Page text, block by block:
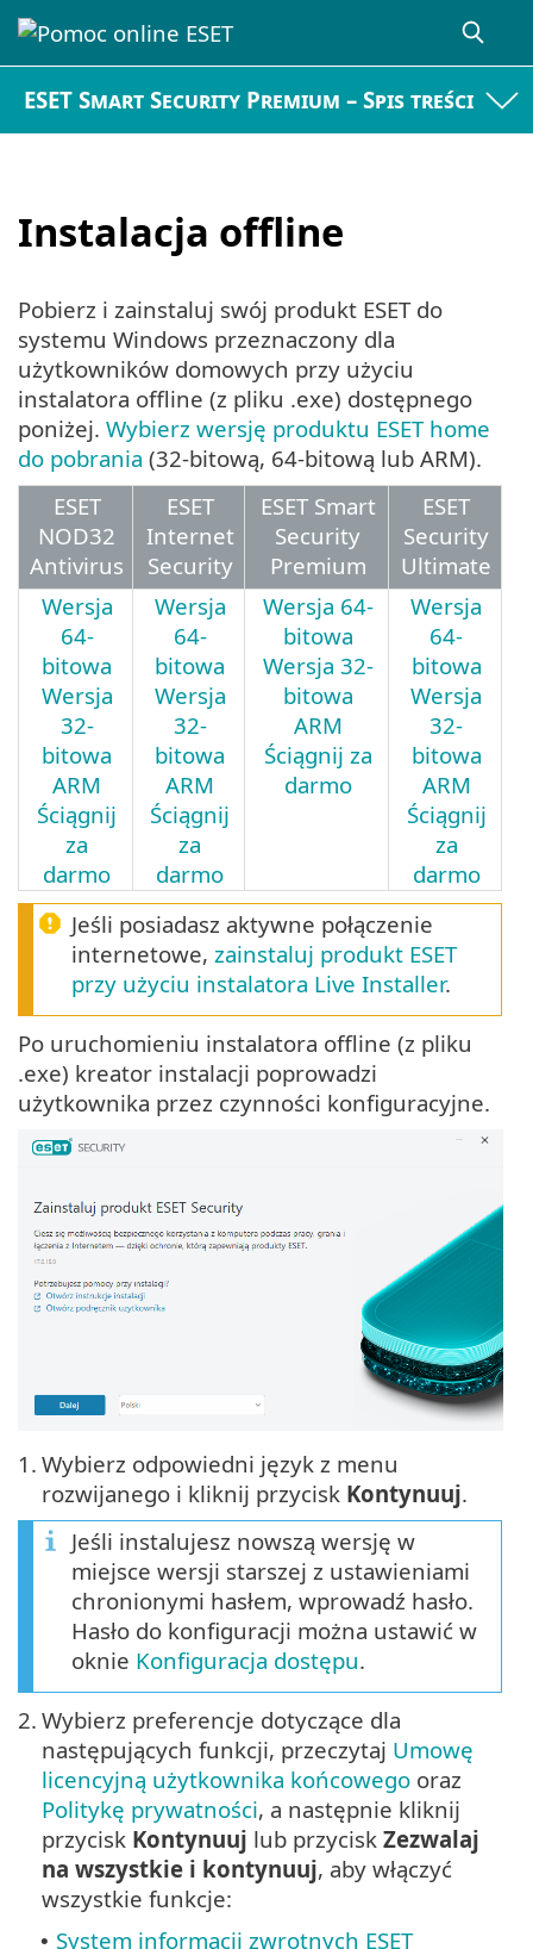
ESET Smart Security Premium – Spis treści
Instalacja offline
Pobierz i zainstaluj swój produkt ESET do
systemu Windows przeznaczony dla
użytkowników domowych przy użyciu
instalatora offline (z pliku .exe) dostępnego
poniżej. Wybierz wersję produktu ESET home
do pobrania (32-bitową, 64-bitową lub ARM).
ESET
NOD32
Antivirus
ESET
Internet
Security
ESET Smart
Security
Premium
ESET
Security
Ultimate
Wersja
64-
bitowa
Wersja
32-
bitowa
ARM
Ściągnij
za
darmo
Wersja
64-
bitowa
Wersja
32-
bitowa
ARM
Ściągnij
za
darmo
Wersja 64-
bitowa
Wersja 32-
bitowa
ARM
Ściągnij za
darmo
Wersja
64-
bitowa
Wersja
32-
bitowa
ARM
Ściągnij
za
darmo
Jeśli posiadasz aktywne połączenie
internetowe, zainstaluj produkt ESET
przy użyciu instalatora Live Installer.
Po uruchomieniu instalatora offline (z pliku
.exe) kreator instalacji poprowadzi
użytkownika przez czynności konfiguracyjne.
1. Wybierz odpowiedni język z menu
rozwijanego i kliknij przycisk Kontynuuj.
Jeśli instalujesz nowszą wersję w
miejsce wersji starszej z ustawieniami
chronionymi hasłem, wprowadź hasło.
Hasło do konfiguracji można ustawić w
oknie Konfiguracja dostępu.
2. Wybierz preferencje dotyczące dla
następujących funkcji, przeczytaj Umowę
licencyjną użytkownika końcowego oraz
Politykę prywatności, a następnie kliknij
przycisk Kontynuuj lub przycisk Zezwalaj
na wszystkie i kontynuuj, aby włączyć
wszystkie funkcje:
• System informacji zwrotnych ESET